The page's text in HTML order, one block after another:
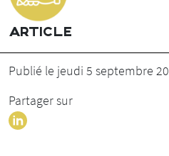
ARTICLE
Publié le jeudi 5 septembre
Partager sur